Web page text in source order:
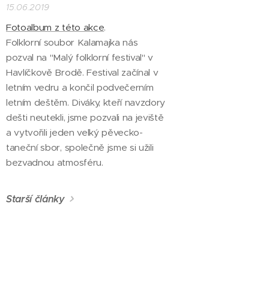
15.06.2019
Fotoalbum z této akce.
Folklorní soubor Kalamajka nás
pozval na "Malý folklorní festival" v
Havlíčkově Brodě. Festival začínal v
letním vedru a končil podvečerním
letním deštěm. Diváky, kteří navzdory
dešti neutekli, jsme pozvali na jeviště
a vytvořili jeden velký pěvecko-
taneční sbor, společně jsme si užili
bezvadnou atmosféru.
Starší články